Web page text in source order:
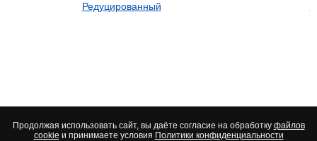
Редуцированный
Продолжая использовать сайт, вы даёте согласие на обработку файлов
cookie и принимаете условия Политики конфиденциальности